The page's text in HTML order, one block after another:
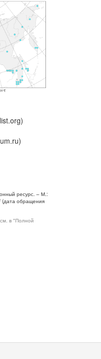
ресурс. – М.:
(дата обращения
в "Полной